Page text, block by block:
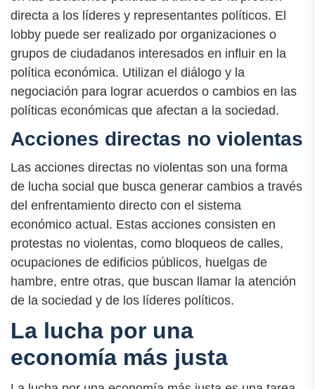
directa a los líderes y representantes políticos. El
lobby puede ser realizado por organizaciones o
grupos de ciudadanos interesados en influir en la
política económica. Utilizan el diálogo y la
negociación para lograr acuerdos o cambios en las
políticas económicas que afectan a la sociedad.
Acciones directas no violentas
Las acciones directas no violentas son una forma
de lucha social que busca generar cambios a través
del enfrentamiento directo con el sistema
económico actual. Estas acciones consisten en
protestas no violentas, como bloqueos de calles,
ocupaciones de edificios públicos, huelgas de
hambre, entre otras, que buscan llamar la atención
de la sociedad y de los líderes políticos.
La lucha por una
economía más justa